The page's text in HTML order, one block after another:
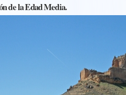
de la Edad Media.